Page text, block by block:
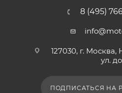
8 (495)
127030, г.
ул.
ПОДПИСАТЬСЯ НА